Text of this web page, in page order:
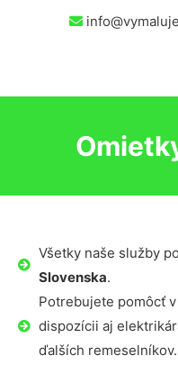
Všetky naše služby
Slovenska.
Potrebujete pomôcť
dispozícii aj
ďalších remeselníkov.